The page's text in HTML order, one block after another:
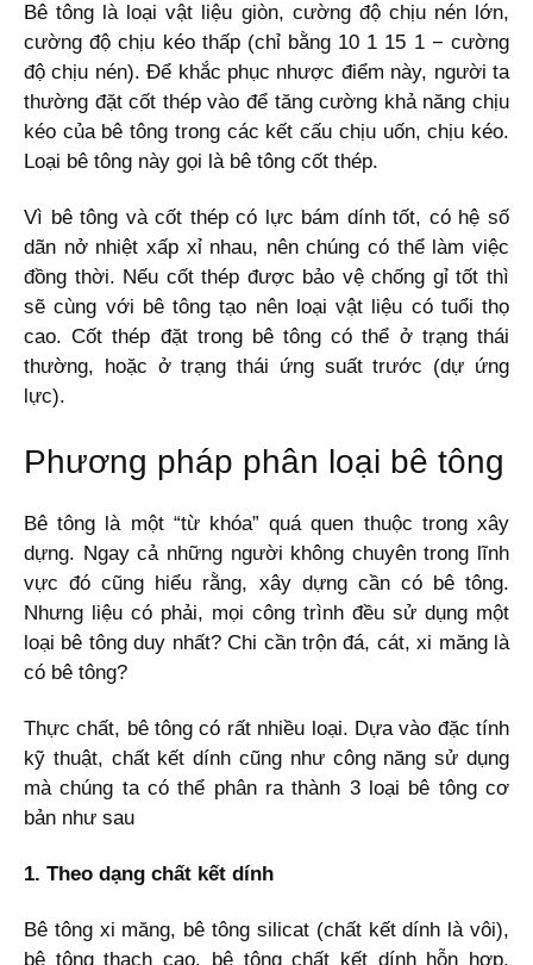
Bê tông là loại vật liệu giòn, cường độ chịu nén lớn,
cường độ chịu kéo thấp (chỉ bằng 10 1 15 1 − cường
độ chịu nén). Để khắc phục nhược điểm này, người ta
thường đặt cốt thép vào để tăng cường khả năng chịu
kéo của bê tông trong các kết cấu chịu uốn, chịu kéo.
Loại bê tông này gọi là bê tông cốt thép.
Vì bê tông và cốt thép có lực bám dính tốt, có hệ số
dãn nở nhiệt xấp xỉ nhau, nên chúng có thể làm việc
đồng thời. Nếu cốt thép được bảo vệ chống gỉ tốt thì
sẽ cùng với bê tông tạo nên loại vật liệu có tuổi thọ
cao. Cốt thép đặt trong bê tông có thể ở trạng thái
thường, hoặc ở trạng thái ứng suất trước (dự ứng
lực).
Phương pháp phân loại bê tông
Bê tông là một “từ khóa” quá quen thuộc trong xây
dựng. Ngay cả những người không chuyên trong lĩnh
vực đó cũng hiểu rằng, xây dựng cần có bê tông.
Nhưng liệu có phải, mọi công trình đều sử dụng một
loại bê tông duy nhất? Chi cần trộn đá, cát, xi măng là
có bê tông?
Thực chất, bê tông có rất nhiều loại. Dựa vào đặc tính
kỹ thuật, chất kết dính cũng như công năng sử dụng
mà chúng ta có thể phân ra thành 3 loại bê tông cơ
bản như sau
1. Theo dạng chất kết dính
Bê tông xi măng, bê tông silicat (chất kết dính là vôi),
bê tông thạch cao, bê tông chất kết dính hỗn hợp,